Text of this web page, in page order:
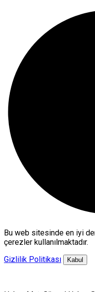
Bu web sitesinde en iyi
çerezler kullanılmaktadır.
Gizlilik Politikası
Kabul